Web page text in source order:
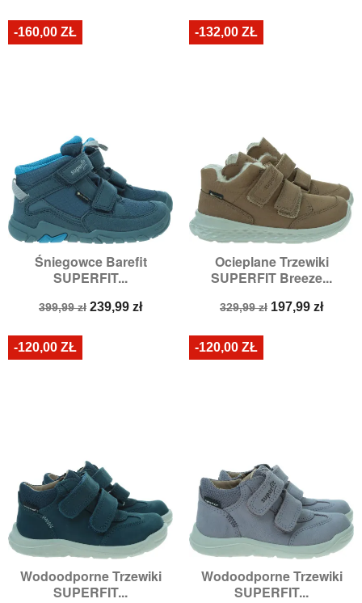
Śniegowce Barefit
SUPERFIT...
Cena
399,99 zł Cena
239,99 zł
-160,00 ZŁ
Ocieplane Trzewiki
SUPERFIT Breeze...
Cena
329,99 zł Cena
197,99 zł
-132,00 ZŁ
Wodoodporne Trzewiki
SUPERFIT...
-120,00 ZŁ
Wodoodporne Trzewiki
SUPERFIT...
-120,00 ZŁ